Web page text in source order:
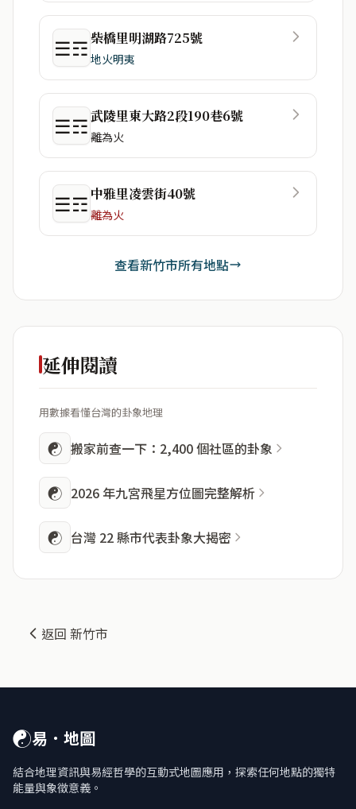
☰☶柴橋里明湖路725號
地火明夷
☰☶武陵里東大路2段190巷6號
離為火
☰☶ 中雅里凌雲街40號
離為火
查看新竹市所有地點
延伸閱讀
用數據看懂台灣的卦象地理
☯ 搬家前查一下：2,400 個社區的卦象
☯ 2026 年九宮飛星方位圖完整解析
☯ 台灣 22 縣市代表卦象大揭密
返回 新竹市
☯易．地圖
結合地理資訊與易經哲學的互動式地圖應用，探索任何地點的獨特
能量與象徵意義。